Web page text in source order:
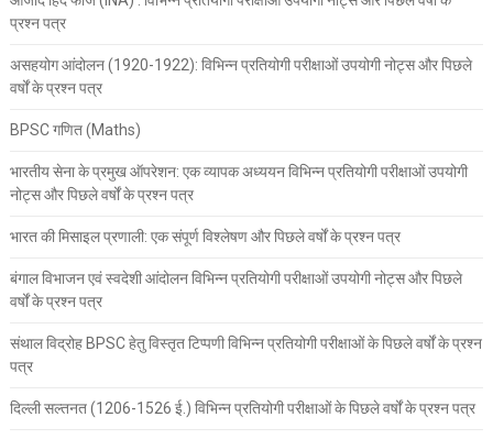
प्रश्न पत्र
असहयोग आंदोलन (1920-1922): विभिन्न प्रतियोगी परीक्षाओं उपयोगी नोट्स और पिछले
वर्षों के प्रश्न पत्र
BPSC गणित (Maths)
भारतीय सेना के प्रमुख ऑपरेशन: एक व्यापक अध्ययन विभिन्न प्रतियोगी परीक्षाओं उपयोगी
नोट्स और पिछले वर्षों के प्रश्न पत्र
भारत की मिसाइल प्रणाली: एक संपूर्ण विश्लेषण और पिछले वर्षों के प्रश्न पत्र
बंगाल विभाजन एवं स्वदेशी आंदोलन विभिन्न प्रतियोगी परीक्षाओं उपयोगी नोट्स और पिछले
वर्षों के प्रश्न पत्र
संथाल विद्रोह BPSC हेतु विस्तृत टिप्पणी विभिन्न प्रतियोगी परीक्षाओं के पिछले वर्षों के प्रश्न
पत्र
दिल्ली सल्तनत (1206-1526 ई.) विभिन्न प्रतियोगी परीक्षाओं के पिछले वर्षों के प्रश्न पत्र